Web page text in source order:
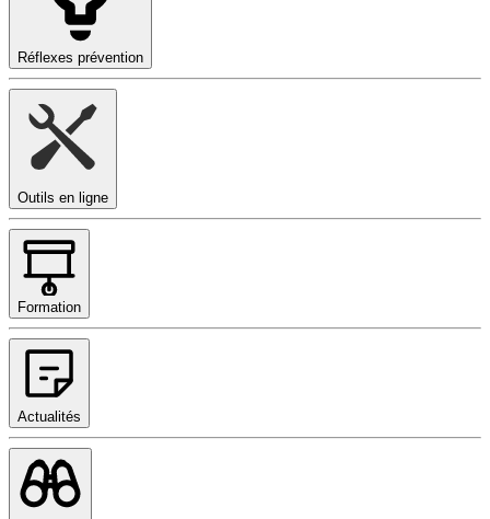
Réflexes prévention
Outils en ligne
Formation
Actualités